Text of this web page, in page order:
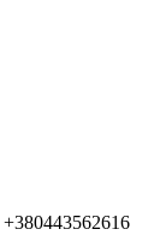
+380443562616